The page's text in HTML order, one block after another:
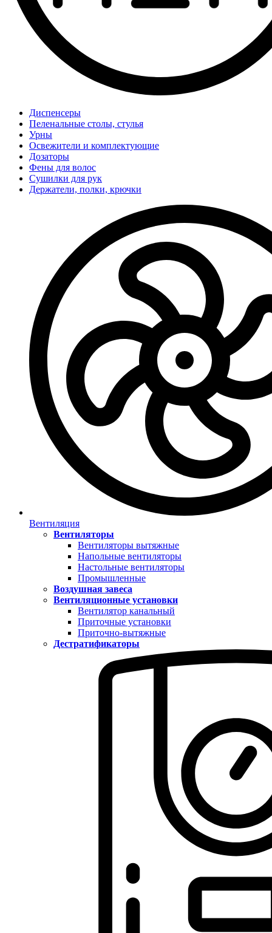
Диспенсеры
Пеленальные столы, стулья
Урны
Освежители и комплектующие
Дозаторы
Фены для волос
Сушилки для рук
Держатели, полки, крючки
Вентиляция
Вентиляторы
Вентиляторы вытяжные
Напольные вентиляторы
Настольные вентиляторы
Промышленные
Воздушная завеса
Вентиляционные установки
Вентилятор канальный
Приточные установки
Приточно-вытяжные
Дестратификаторы